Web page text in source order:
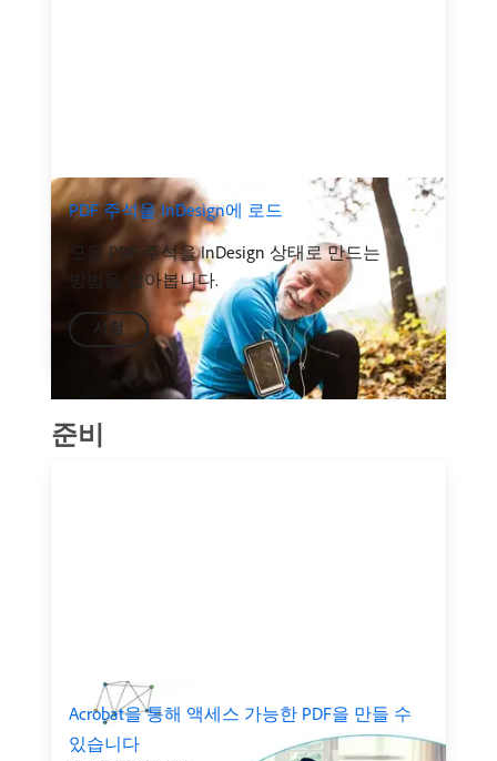
PDF 주석을 InDesign에 로드
모든 PDF 주석을 InDesign 상태로 만드는
방법을 알아봅니다.
시청
준비
Acrobat을 통해 액세스 가능한 PDF을 만들 수
있습니다